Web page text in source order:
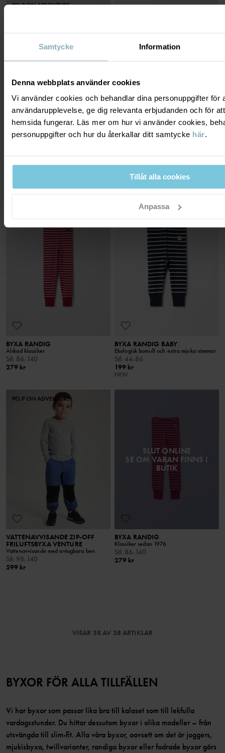
Samtycke Information
Denna webbplats använder cookies
Vi använder cookies och behandlar dina personuppgifter för
användarupplevelse, ge dig relevanta erbjudanden och för
hemsida fungerar. Läs mer om hur vi använder cookies,
personuppgifter och hur du återkallar ditt samtycke här.
Tillåt alla cookies
Anpassa
PO.P ON ADVENTURE
Vattenavvisande, slittålig och smidig
Stl:XS-XL
Stl:86-140
279 kr
BYXA RANDIG
Älskad klassiker
Stl: 86-140
279 kr
BYXA RANDIG BABY
Ekologisk bomull och extra mjuka sömmar
Stl: 44-86
199 kr
NEW
PO.P ON ADVENTURE
VATTENAVVISANDE ZIP-OFF
FRILUFTSBYXA VENTURE
Vattenavvisande med avtagbara ben
Stl: 98-140
599 kr
SLUT ONLINE
SE OM VARAN FINNS I
BUTIK
BYXA RANDIG
Klassiker sedan 1976
Stl: 86-140
279 kr
VISAR 38 AV 38 ARTIKLAR
BYXOR FÖR ALLA TILLFÄLLEN
Vi har byxor som passar lika bra till kalaset som till lekfulla
vardagsstunder. Du hittar dessutom byxor i olika modeller – från
utsvängda till slim-fit. Alla våra byxor, oavsett om det är joggers,
mjukisbyxa, twillvarianter, randiga byxor eller fodrade byxor görs